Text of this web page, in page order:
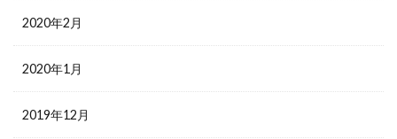
2020年2月
2020年1月
2019年12月